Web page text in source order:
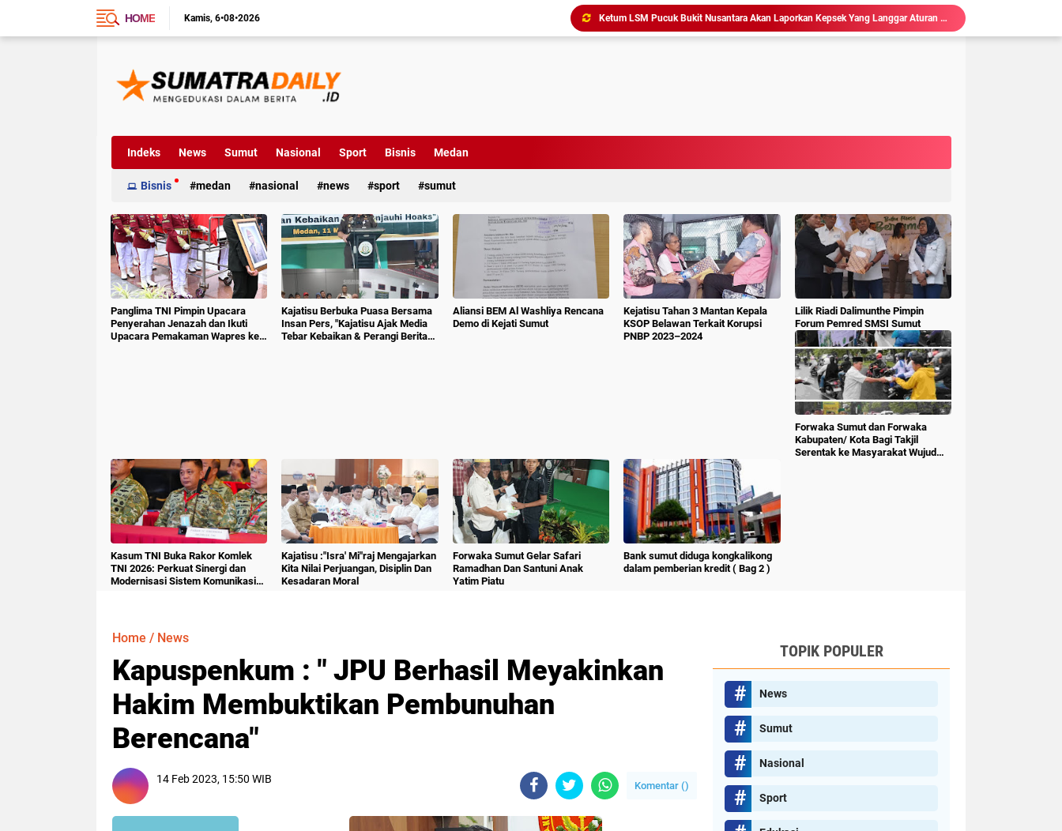
HOME Kamis 6•08•2026
Ketum LSM Pucuk Bukit Nusantara Akan Laporkan Kepsek Yang Langgar Aturan Menteri ke APH , Terkait Dana Revitalisasi Sekolah
Triliunan Bantuan Revitalisasi Sekolah, Rawan Korupsi
Perkuat Koordinasi Kelembagaan, Kajati Sumut Bertemu Pangdam 1/ BB
Indeks News Sumut Nasional Sport Bisnis Medan
Bisnis medan nasional news sport sumut
Panglima TNI Pimpin Upacara
Penyerahan Jenazah dan Ikuti
Upacara Pemakaman Wapres ke-
Kajatisu Berbuka Puasa Bersama
Insan Pers, "Kajatisu Ajak Media
Tebar Kebaikan & Perangi Berita
Aliansi BEM Al Washliya Rencana
Demo di Kejati Sumut
Kejatisu Tahan 3 Mantan Kepala
KSOP Belawan Terkait Korupsi
PNBP 2023–2024
Lilik Riadi Dalimunthe Pimpin
Forum Pemred SMSI Sumut
Forwaka Sumut dan Forwaka
Kabupaten/ Kota Bagi Takjil
Serentak ke Masyarakat Wujud
Kasum TNI Buka Rakor Komlek
TNI 2026: Perkuat Sinergi dan
Modernisasi Sistem Komunikasi
Kajatisu :"Isra' Mi"raj Mengajarkan
Kita Nilai Perjuangan, Disiplin Dan
Kesadaran Moral
Forwaka Sumut Gelar Safari
Ramadhan Dan Santuni Anak
Yatim Piatu
Bank sumut diduga kongkalikong
dalam pemberian kredit ( Bag 2 )
Home / News
Kapuspenkum : " JPU Berhasil Meyakinkan
Hakim Membuktikan Pembunuhan
Berencana"
14 Feb 2023, 15:50 WIB
Komentar ()
TOPIK POPULER
News
Sumut
Nasional
Sport